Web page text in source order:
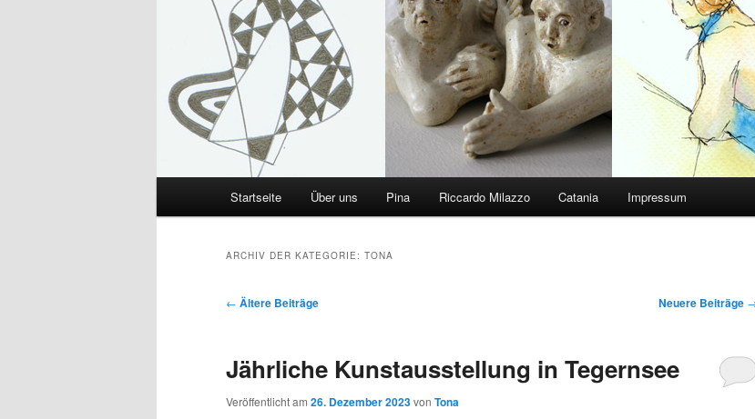
Startseite Über uns Pina Riccardo Milazzo Catania Impressum
ARCHIV DER KATEGORIE: TONA
Beitragsnavigation
← Ältere Beiträge Neuere Beiträge
Jährliche Kunstausstellung in Tegernsee
Veröffentlicht am 26. Dezember 2023von Tona